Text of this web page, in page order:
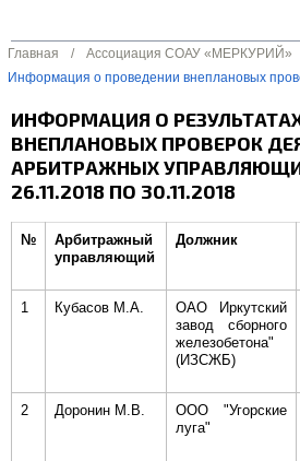
Главная / Ассоциация СОАУ «МЕРКУРИЙ»
Информация о проведении внеплановых
ИНФОРМАЦИЯ О
ВНЕПЛАНОВЫХ ПРОВЕРОК
АРБИТРАЖНЫХ
26.11.2018 ПО 30.11.2018
№
Арбитражный
управляющий
Должник
1 Кубасов М.А.
ОАО Иркутский
завод сборного
железобетона"
(ИЗСЖБ)
2 Доронин М.В.
ООО "Угорские
луга"